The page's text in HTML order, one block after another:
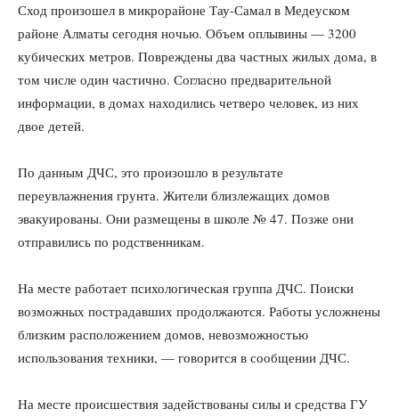
Сход произошел в микрорайоне Тау-Самал в Медеуском
районе Алматы сегодня ночью. Объем оплывины — 3200
кубических метров. Повреждены два частных жилых дома, в
том числе один частично. Согласно предварительной
информации, в домах находились четверо человек, из них
двое детей.
По данным ДЧС, это произошло в результате
переувлажнения грунта. Жители близлежащих домов
эвакуированы. Они размещены в школе № 47. Позже они
отправились по родственникам.
На месте работает психологическая группа ДЧС. Поиски
возможных пострадавших продолжаются. Работы усложнены
близким расположением домов, невозможностью
использования техники, — говорится в сообщении ДЧС.
На месте происшествия задействованы силы и средства ГУ